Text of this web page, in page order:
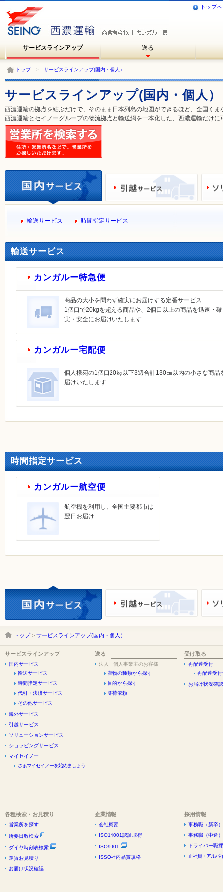
トップ
サービスラインアップ 送る
トップ> サービスラインアップ(国内・個人）
サービスラインアップ(国内・個人）
西濃運輸の拠点を結ぶだけで、そのまま日本列島の地図ができるほど、全国く
西濃運輸とセイノーグループの物流拠点と輸送網を一本化した、西濃運輸だけ
輸送サービス 時間指定サービス
輸送サービス
カンガルー特急便
商品の大小を問わず確実にお届けする定番サービス
1個口で20kgを超える商品や、2個口以上の商品を迅速・確
実・安全にお届けいたします
カンガルー宅配便
個人様宛の1個口20㎏以下3辺合計130㎝以内の小さな商品
届けいたします
時間指定サービス
カンガルー航空便
航空機を利用し、全国主要都市は
翌日お届け
トップ> サービスラインアップ(国内・個人）
サービスラインアップ
国内サービス
輸送サービス
時間指定サービス
代引・決済サービス
その他サービス
海外サービス
引越サービス
ソリューションサービス
ショッピングサービス
マイセイノー
さぁマイセイノーを始めましょう
送る
法人・個人事業主のお客様
荷物の種類から探す
目的から探す
集荷依頼
受け取る
再配達受付
再配達受
お届け状況確認
各種検索・お見積り
営業所を探す
所要日数検索
ダイヤ時刻表検索
運賃お見積り
お届け状況確認
企業情報
会社概要
ISO14001認証取得
ISO9001
ISSO社内品質規格
採用情報
事務職（新卒
事務職（中途
ドライバー職
正社員・アルバ